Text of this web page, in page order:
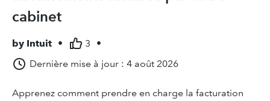
cabinet
by Intuit • 3
•
Dernière mise à jour : 4 août 2026
Apprenez comment prendre en charge la facturation